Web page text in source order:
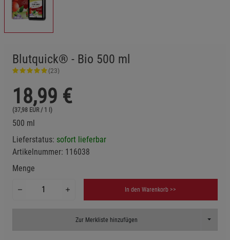
Blutquick® - Bio 500 ml
(23)
18,99 €
(37,98 EUR / 1 l)
500 ml
Lieferstatus: sofort lieferbar
Artikelnummer: 116038
Menge
In den Warenkorb >>
Zur Merkliste hinzufügen Toggle